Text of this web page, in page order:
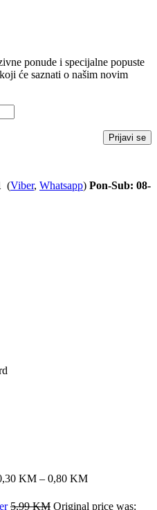
ponude i specijalne popuste
će saznati o našim novim
(Viber, Whatsapp) Pon-Sub: 08-
KM – 0,80 KM
5,99KM Original price was: